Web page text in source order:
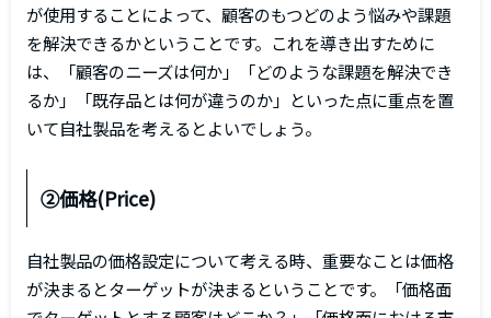
が使用することによって、顧客のもつどのよう悩みや課題
を解決できるかということです。これを導き出すために
は、「顧客のニーズは何か」「どのような課題を解決でき
るか」「既存品とは何が違うのか」といった点に重点を置
いて自社製品を考えるとよいでしょう。
②価格(Price)
自社製品の価格設定について考える時、重要なことは価格
が決まるとターゲットが決まるということです。「価格面